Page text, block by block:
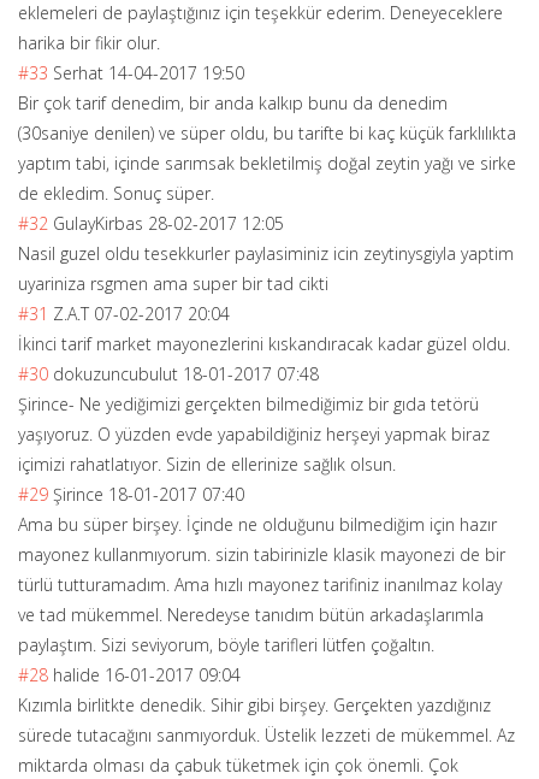
eklemeleri de paylaştığınız için teşekkür ederim. Deneyeceklere
harika bir fikir olur.
#33 Serhat 14-04-2017 19:50
Bir çok tarif denedim, bir anda kalkıp bunu da denedim
(30saniye denilen) ve süper oldu, bu tarifte bi kaç küçük farklılıkta
yaptım tabi, içinde sarımsak bekletilmiş doğal zeytin yağı ve sirke
de ekledim. Sonuç süper.
#32 GulayKirbas 28-02-2017 12:05
Nasil guzel oldu tesekkurler paylasiminiz icin zeytinysgiyla yaptim
uyariniza rsgmen ama super bir tad cikti
#31 Z.A.T 07-02-2017 20:04
İkinci tarif market mayonezlerini kıskandıracak kadar güzel oldu.
#30 dokuzuncubulut 18-01-2017 07:48
Şirince- Ne yediğimizi gerçekten bilmediğimiz bir gıda tetörü
yaşıyoruz. O yüzden evde yapabildiğiniz herşeyi yapmak biraz
içimizi rahatlatıyor. Sizin de ellerinize sağlık olsun.
#29 Şirince 18-01-2017 07:40
Ama bu süper birşey. İçinde ne olduğunu bilmediğim için hazır
mayonez kullanmıyorum. sizin tabirinizle klasik mayonezi de bir
türlü tutturamadım. Ama hızlı mayonez tarifiniz inanılmaz kolay
ve tad mükemmel. Neredeyse tanıdım bütün arkadaşlarımla
paylaştım. Sizi seviyorum, böyle tarifleri lütfen çoğaltın.
#28 halide 16-01-2017 09:04
Kızımla birlitkte denedik. Sihir gibi birşey. Gerçekten yazdığınız
sürede tutacağını sanmıyorduk. Üstelik lezzeti de mükemmel. Az
miktarda olması da çabuk tüketmek için çok önemli. Çok